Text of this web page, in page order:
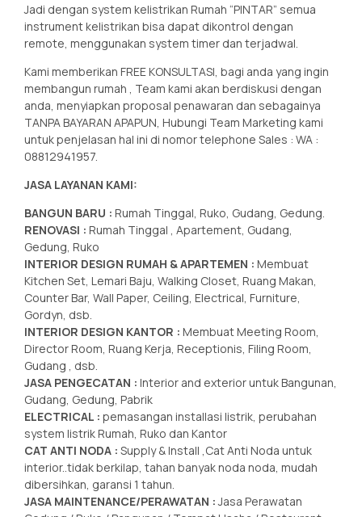
Jadi dengan system kelistrikan Rumah “PINTAR” semua
instrument kelistrikan bisa dapat dikontrol dengan
remote, menggunakan system timer dan terjadwal.
Kami memberikan FREE KONSULTASI, bagi anda yang ingin
membangun rumah , Team kami akan berdiskusi dengan
anda, menyiapkan proposal penawaran dan sebagainya
TANPA BAYARAN APAPUN, Hubungi Team Marketing kami
untuk penjelasan hal ini di nomor telephone Sales : WA :
08812941957.
JASA LAYANAN KAMI:
BANGUN BARU : Rumah Tinggal, Ruko, Gudang, Gedung.
RENOVASI : Rumah Tinggal , Apartement, Gudang,
Gedung, Ruko
INTERIOR DESIGN RUMAH & APARTEMEN : Membuat
Kitchen Set, Lemari Baju, Walking Closet, Ruang Makan,
Counter Bar, Wall Paper, Ceiling, Electrical, Furniture,
Gordyn, dsb.
INTERIOR DESIGN KANTOR : Membuat Meeting Room,
Director Room, Ruang Kerja, Receptionis, Filing Room,
Gudang , dsb.
JASA PENGECATAN : Interior and exterior untuk Bangunan,
Gudang, Gedung, Pabrik
ELECTRICAL : pemasangan installasi listrik, perubahan
system listrik Rumah, Ruko dan Kantor
CAT ANTI NODA : Supply & Install ,Cat Anti Noda untuk
interior..tidak berkilap, tahan banyak noda noda, mudah
dibersihkan, garansi 1 tahun.
JASA MAINTENANCE/PERAWATAN :Jasa Perawatan